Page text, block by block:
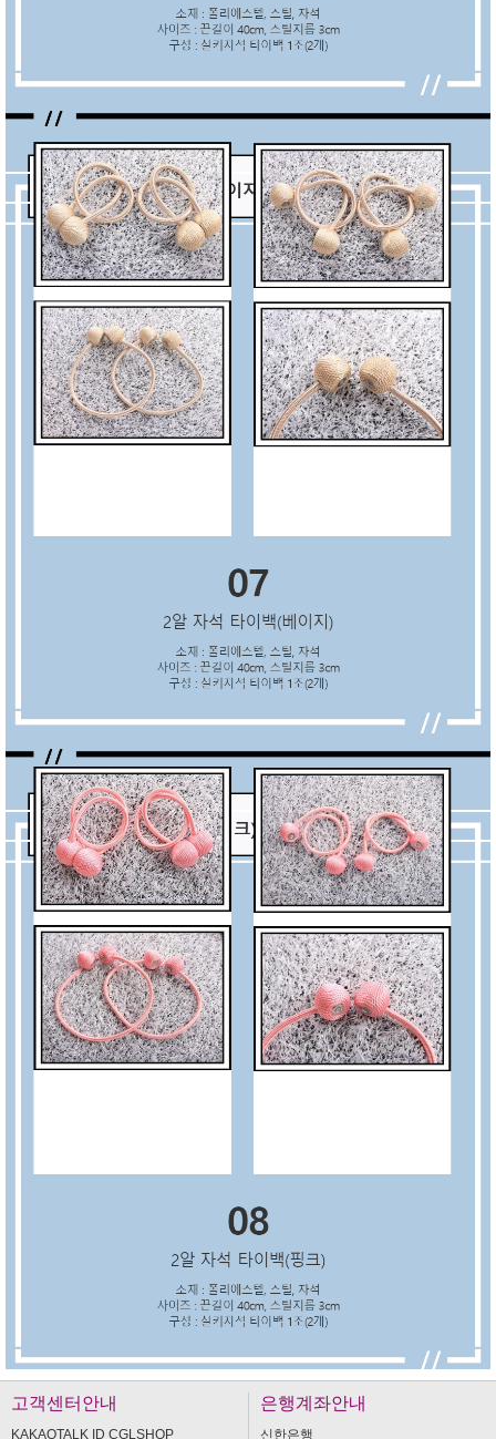
고객센터안내
KAKAOTALK ID CGLSHOP
은행계좌안내
신한은행